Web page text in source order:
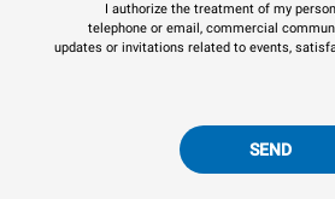
I authorize the treatment of my
telephone or email, commercial
updates or invitations related to events,
SEND